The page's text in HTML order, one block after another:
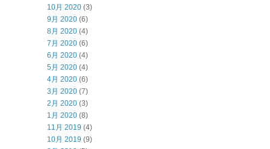
10月 2020 (3)
9月 2020 (6)
8月 2020 (4)
7月 2020 (6)
6月 2020 (4)
5月 2020 (4)
4月 2020 (6)
3月 2020 (7)
2月 2020 (3)
1月 2020 (8)
11月 2019 (4)
10月 2019 (9)